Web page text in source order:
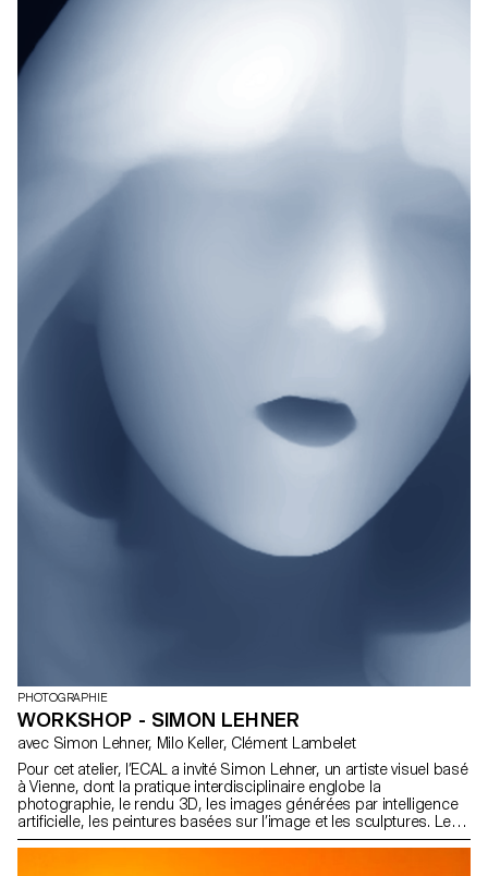
PHOTOGRAPHIE
WORKSHOP - SIMON LEHNER
avec Simon Lehner, Milo Keller, Clément Lambelet
Pour cet atelier, l’ECAL a invité Simon Lehner, un artiste visuel basé
à Vienne, dont la pratique interdisciplinaire englobe la
photographie, le rendu 3D, les images générées par intelligence
artificielle, les peintures basées sur l’image et les sculptures. Les
algorithmes des réseaux sociaux manipulent la mémoire et les